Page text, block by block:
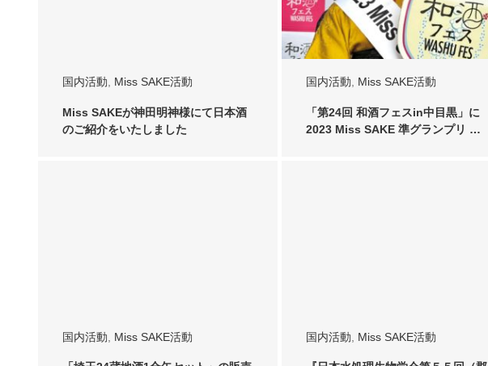
国内活動 Miss SAKE活動
Miss SAKEが神田明神様にて日本酒
のご紹介をいたしました
国内活動 Miss SAKE活動
「第24回 和酒フェスin中目黒」に
2023 Miss SAKE 準グランプリ …
国内活動 Miss SAKE活動 国内活動 Miss SAKE活動